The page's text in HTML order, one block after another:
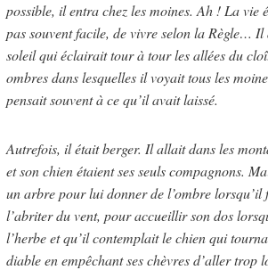
possible, il entra chez les moines. Ah ! La vie
pas souvent facile, de vivre selon la Règle… Il
soleil qui éclairait tour à tour les allées du
ombres dans lesquelles il voyait tous les
pensait souvent à ce qu’il avait laissé.
Autrefois, il était berger. Il allait dans les
et son chien étaient ses seuls compagnons.
un arbre pour lui donner de l’ombre
l’abriter du vent, pour accueillir son dos
l’herbe et qu’il contemplait le chien qui
diable en empêchant ses chèvres d’aller trop